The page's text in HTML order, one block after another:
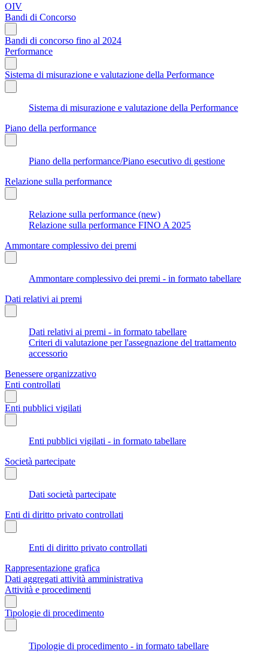
OIV
Bandi di Concorso
Bandi di concorso fino al 2024
Performance
Sistema di misurazione e valutazione della Performance
Sistema di misurazione e valutazione della Performance
Piano della performance
Piano della performance/Piano esecutivo di gestione
Relazione sulla performance
Relazione sulla performance (new)
Relazione sulla performance FINO A 2025
Ammontare complessivo dei premi
Ammontare complessivo dei premi - in formato tabellare
Dati relativi ai premi
Dati relativi ai premi - in formato tabellare
Criteri di valutazione per l'assegnazione del trattamento
accessorio
Benessere organizzativo
Enti controllati
Enti pubblici vigilati
Enti pubblici vigilati - in formato tabellare
Società partecipate
Dati società partecipate
Enti di diritto privato controllati
Enti di diritto privato controllati
Rappresentazione grafica
Dati aggregati attività amministrativa
Attività e procedimenti
Tipologie di procedimento
Tipologie di procedimento - in formato tabellare